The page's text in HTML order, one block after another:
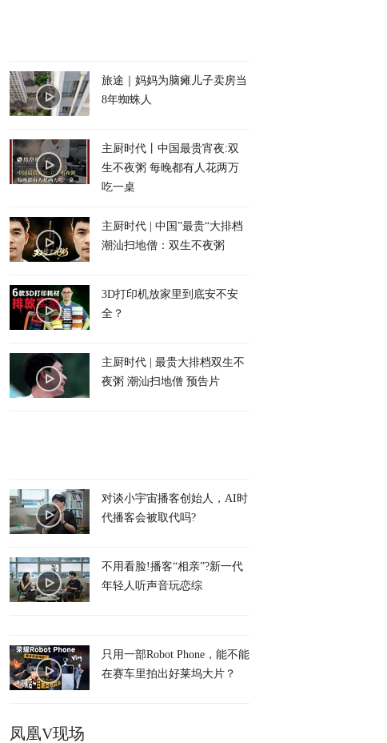
旅途｜妈妈为脑瘫儿子卖房当
8年蜘蛛人
主厨时代丨中国最贵宵夜:双
生不夜粥 每晚都有人花两万
吃一桌
主厨时代 | 中国”最贵“大排档
潮汕扫地僧：双生不夜粥
3D打印机放家里到底安不安
全？
主厨时代 | 最贵大排档双生不
夜粥 潮汕扫地僧 预告片
对谈小宇宙播客创始人，AI时
代播客会被取代吗?
不用看脸!播客“相亲”?新一代
年轻人听声音玩恋综
只用一部Robot Phone，能不能
在赛车里拍出好莱坞大片？
凤凰V现场